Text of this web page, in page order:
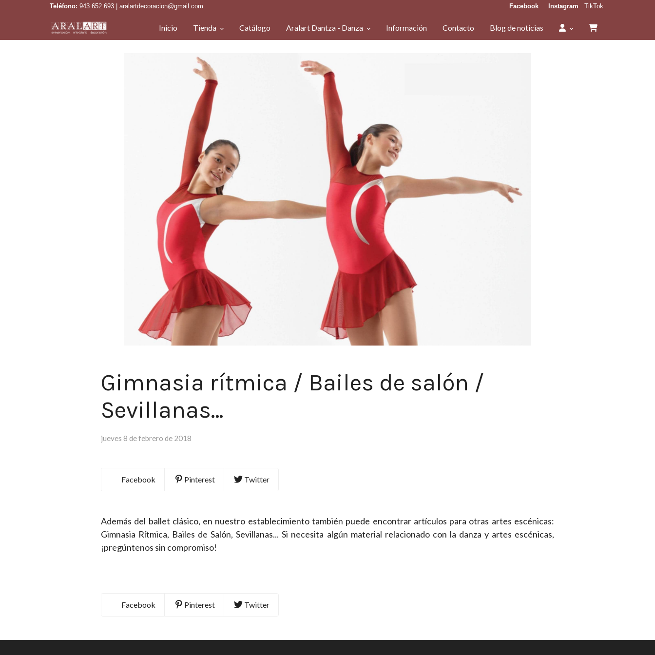
Teléfono: 943 652 693 | aralartdecoracion@gmail.com Facebook Instagram TikTok
Inicio Tienda Catálogo Aralart Dantza - Danza Información Contacto Blog de noticias
Gimnasia rítmica / Bailes de salón /
Sevillanas…
jueves 8 de febrero de 2018
Facebook Pinterest Twitter
Además del ballet clásico, en nuestro establecimiento también puede encontrar artículos para otras artes escénicas:
Gimnasia Rítmica, Bailes de Salón, Sevillanas... Si necesita algún material relacionado con la danza y artes escénicas,
¡pregúntenos sin compromiso!
Facebook Pinterest Twitter